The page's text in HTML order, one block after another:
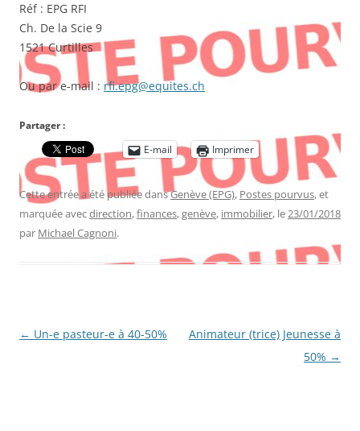
Réf : EPG RFI
Ch. De la Scie 9
1521 Curtilles
Ou par e-mail : rfi.epg@equites.ch
Partager :
E-mail
Imprimer
Cette entrée a été publiée dansGenève (EPG), Postes pourvus, et
marquée avecdirection,finances,genève, immobilier, le23/01/2018
par Michael Cagnoni.
Navigation
← Un-e pasteur-e à 40-50%
Animateur (trice) Jeunesse à
50% →